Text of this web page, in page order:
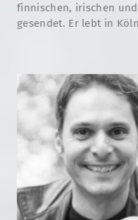
finnischen, irischen
gesendet. Er lebt in